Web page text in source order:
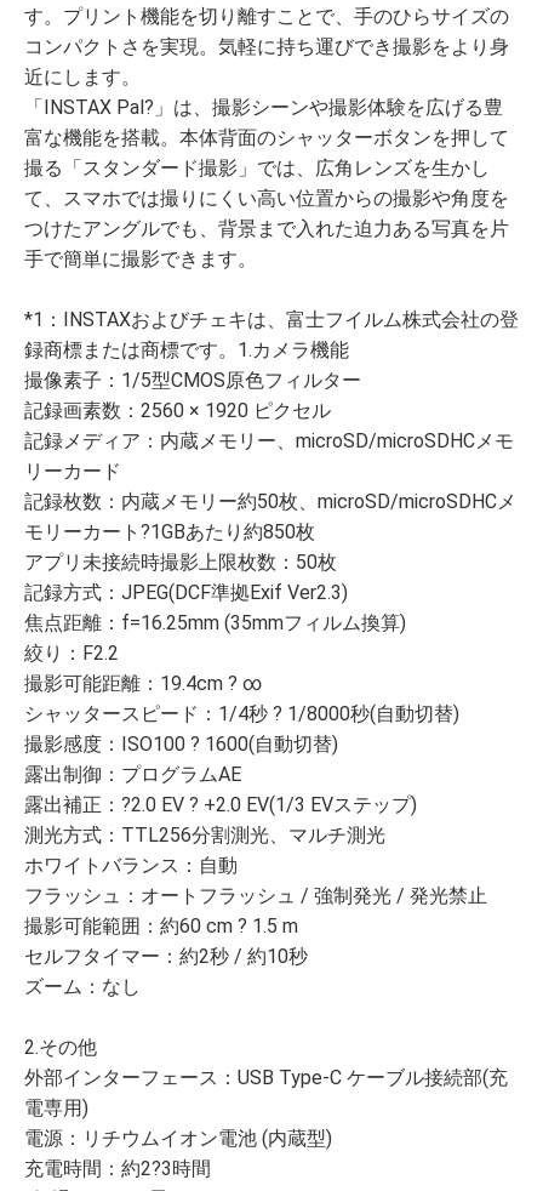
す。プリント機能を切り離すことで、手のひらサイズの
コンパクトさを実現。気軽に持ち運びでき撮影をより身
近にします。
「INSTAX Pal?」は、撮影シーンや撮影体験を広げる豊
富な機能を搭載。本体背面のシャッターボタンを押して
撮る「スタンダード撮影」では、広角レンズを生かし
て、スマホでは撮りにくい高い位置からの撮影や角度を
つけたアングルでも、背景まで入れた迫力ある写真を片
手で簡単に撮影できます。
*1：INSTAXおよびチェキは、富士フイルム株式会社の登
録商標または商標です。1.カメラ機能
撮像素子：1/5型CMOS原色フィルター
記録画素数：2560 × 1920 ピクセル
記録メディア：内蔵メモリー、microSD/microSDHCメモ
リーカード
記録枚数：内蔵メモリー約50枚、microSD/microSDHCメ
モリーカート?1GBあたり約850枚
アプリ未接続時撮影上限枚数：50枚
記録方式：JPEG(DCF準拠Exif Ver2.3)
焦点距離：f=16.25mm (35mmフィルム換算)
絞り：F2.2
撮影可能距離：19.4cm ? ∞
シャッタースピード：1/4秒 ? 1/8000秒(自動切替)
撮影感度：ISO100 ? 1600(自動切替)
露出制御：プログラムAE
露出補正：?2.0 EV ? +2.0 EV(1/3 EVステップ)
測光方式：TTL256分割測光、マルチ測光
ホワイトバランス：自動
フラッシュ：オートフラッシュ / 強制発光 / 発光禁止
撮影可能範囲：約60 cm ? 1.5 m
セルフタイマー：約2秒 / 約10秒
ズーム：なし
2.その他
外部インターフェース：USB Type-C ケーブル接続部(充
電専用)
電源：リチウムイオン電池 (内蔵型)
充電時間：約2?3時間